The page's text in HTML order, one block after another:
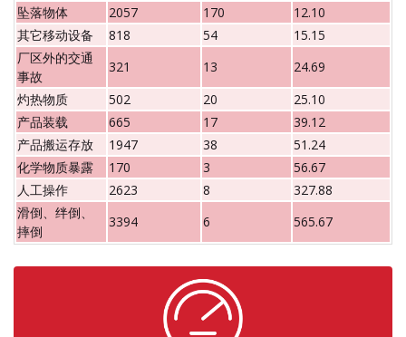
坠落物体
2057 170
12.10
其它移动设备
818 54
15.15
厂区外的交通
事故
321 13
24.69
灼热物质
502 20
25.10
产品装载
665 17
39.12
产品搬运存放
1947 38
51.24
化学物质暴露
170 3
56.67
人工操作
2623 8
327.88
滑倒、绊倒、
摔倒
3394 6 565.67